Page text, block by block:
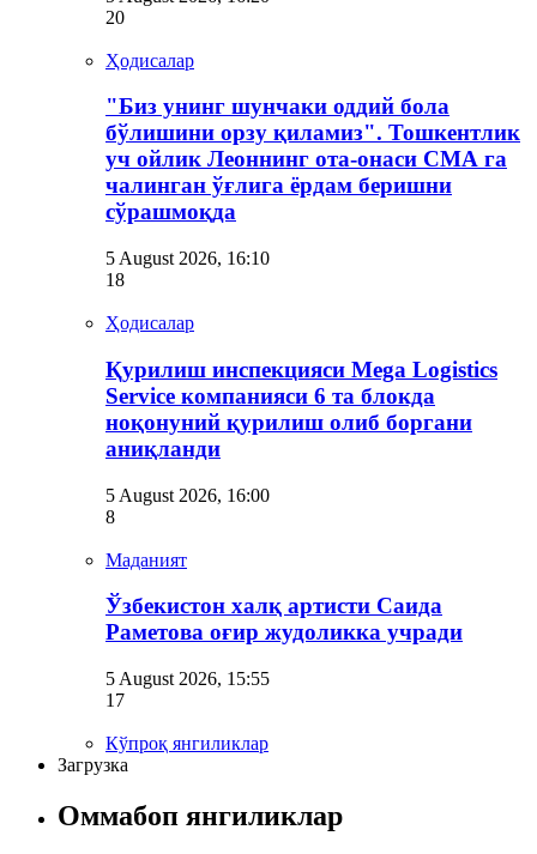
20
Ҳодисалар
"Биз унинг шунчаки оддий бола
бўлишини орзу қиламиз". Тошкентлик
уч ойлик Леоннинг ота-онаси СМА га
чалинган ўғлига ёрдам беришни
сўрашмоқда
5 August 2026, 16:10
18
Ҳодисалар
Қурилиш инспекцияси Мega Logistics
Service компанияси 6 та блокда
ноқонуний қурилиш олиб боргани
аниқланди
5 August 2026, 16:00
8
Маданият
Ўзбекистон халқ артисти Саида
Раметова оғир жудоликка учради
5 August 2026, 15:55
17
Кўпроқ янгиликлар
Загрузка
Оммабоп янгиликлар